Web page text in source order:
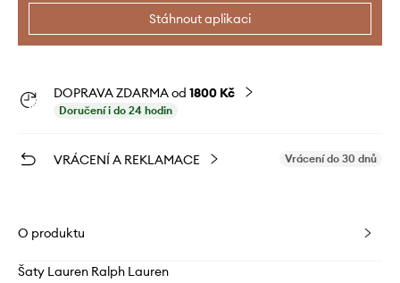
Stáhnout aplikaci
DOPRAVA ZDARMA od 1800 Kč
Doručení i do 24 hodin
VRÁCENÍ A REKLAMACE Vrácení do 30 dnů
O produktu
Šaty Lauren Ralph Lauren